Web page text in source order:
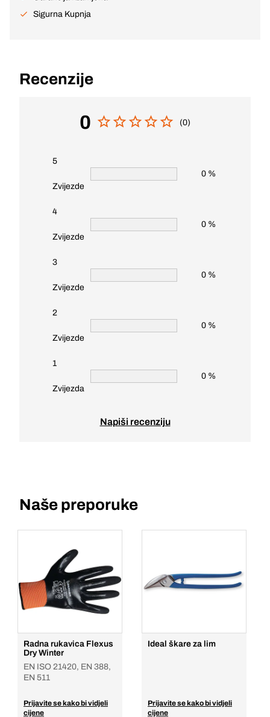
Sigurna Kupnja
Recenzije
0 (0)
5
Zvijezde
0 %
4
Zvijezde
0 %
3
Zvijezde
0 %
2
Zvijezde
0 %
1
Zvijezda
0 %
Napiši recenziju
Naše preporuke
Radna rukavica Flexus
Dry Winter
EN ISO 21420, EN 388,
EN 511
Prijavite se kako bi vidjeli
cijene
Ideal škare za lim
Prijavite se kako bi vidjeli
cijene